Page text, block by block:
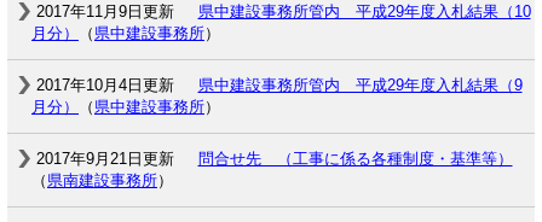
2017年11月9日更新
県中建設事務所管内 平成29年度入札結果（10
月分）
（ 県中建設事務所）
2017年10月4日更新
県中建設事務所管内 平成29年度入札結果（9
月分）
（ 県中建設事務所）
2017年9月21日更新
問合せ先 （工事に係る各種制度・基準等）
（ 県南建設事務所）